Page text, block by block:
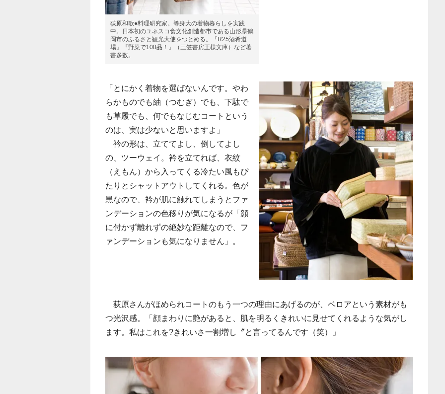
荻原和歌●料理研究家。等身大の着物暮らしを実践
中。日本初のユネスコ食文化創造都市である山形県鶴
岡市のふるさと観光大使をつとめる。『R25酒肴道
場』『野菜で100品！』（三笠書房王様文庫）など著
書多数。
「とにかく着物を選ばないんです。やわ
らかものでも紬（つむぎ）でも、下駄で
も草履でも、何でもなじむコートという
のは、実は少ないと思いますよ」
衿の形は、立ててよし、倒してよし
の、ツーウェイ。衿を立てれば、衣紋
（えもん）から入ってくる冷たい風もぴ
たりとシャットアウトしてくれる。色が
黒なので、衿が肌に触れてしまうとファ
ンデーションの色移りが気になるが「顔
に付かず離れずの絶妙な距離なので、フ
ァンデーションも気になりません」。
荻原さんがほめられコートのもう一つの理由にあげるのが、ベロアという素材がも
つ光沢感。「顔まわりに艶があると、肌を明るくきれいに見せてくれるような気がし
ます。私はこれを?きれいさ一割増し〞と言ってるんです（笑）」